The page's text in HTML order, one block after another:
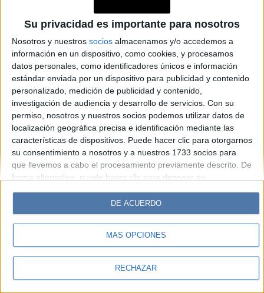
Su privacidad es importante para nosotros
Nosotros y nuestros socios almacenamos y/o accedemos a
información en un dispositivo, como cookies, y procesamos
datos personales, como identificadores únicos e información
estándar enviada por un dispositivo para publicidad y contenido
personalizado, medición de publicidad y contenido,
investigación de audiencia y desarrollo de servicios. Con su
permiso, nosotros y nuestros socios podemos utilizar datos de
localización geográfica precisa e identificación mediante las
características de dispositivos. Puede hacer clic para otorgarnos
su consentimiento a nosotros y a nuestros 1733 socios para
que llevemos a cabo el procesamiento previamente descrito. De
forma alternativa, puede hacer clic para denegar su
cambiar sus preferencias antes de otorgar su consentimiento.
Tenga en cuenta que algún procesamiento de sus datos
personales puede no requerir de su consentimiento, pero usted
tiene el derecho de rechazar tal procesamiento. Sus
sus preferencias o retirar su consentimiento en cualquier
MÁS OPCIONES
RECHAZAR
DE ACUERDO
Caras Noticias
Hombre
Parabrisas
Look
Luz Mía Lunateen Break BATimes
© Perfil.com 2006-2019 - Todos los derechos reservados
Registro de Propiedad Intelectual: Nro. 5346433